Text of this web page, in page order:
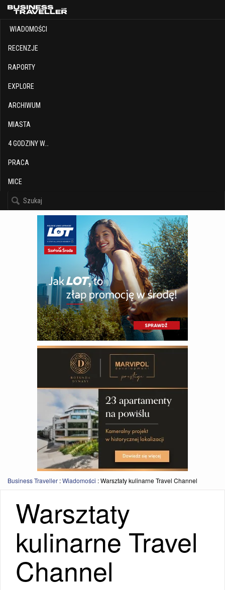
WIADOMOŚCI
RECENZJE
RAPORTY
EXPLORE
ARCHIWUM
MIASTA
4 GODZINY W…
PRACA
MICE
Business Traveller :Wiadomości :Warsztaty kulinarne Travel Channel
Warsztaty
kulinarne Travel
Channel